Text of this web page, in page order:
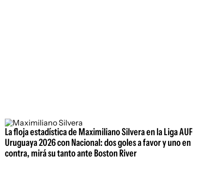
La floja estadística de Maximiliano Silvera en la Liga AUF
Uruguaya 2026 con Nacional: dos goles a favor y uno en
contra, mirá su tanto ante Boston River